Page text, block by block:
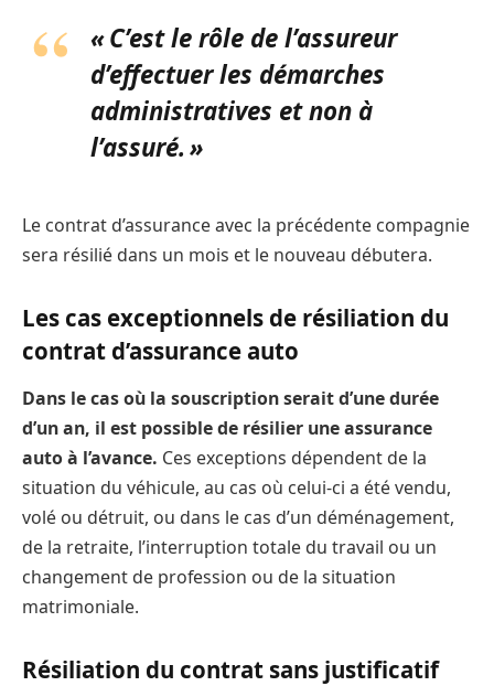
« C’est le rôle de l’assureur
d’effectuer les démarches
administratives et non à
l’assuré. »
Le contrat d’assurance avec la précédente compagnie
sera résilié dans un mois et le nouveau débutera.
Les cas exceptionnels de résiliation du
contrat d’assurance auto
Dans le cas où la souscription serait d’une durée
d’un an, il est possible de résilier une assurance
auto à l’avance. Ces exceptions dépendent de la
situation du véhicule, au cas où celui-ci a été vendu,
volé ou détruit, ou dans le cas d’un déménagement,
de la retraite, l’interruption totale du travail ou un
changement de profession ou de la situation
matrimoniale.
Résiliation du contrat sans justificatif